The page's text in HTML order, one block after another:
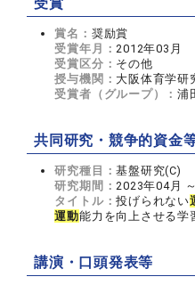
受賞
賞名： 奨励賞
受賞年月：2012年03月
受賞区分： その他
授与機関： 大阪体育学研
受賞者（グループ）：浦
共同研究・競争的資金
研究種目：基盤研究(C)
研究期間：2023年04月
タイトル：投げられない
運動能力を向上させる学
講演・口頭発表等